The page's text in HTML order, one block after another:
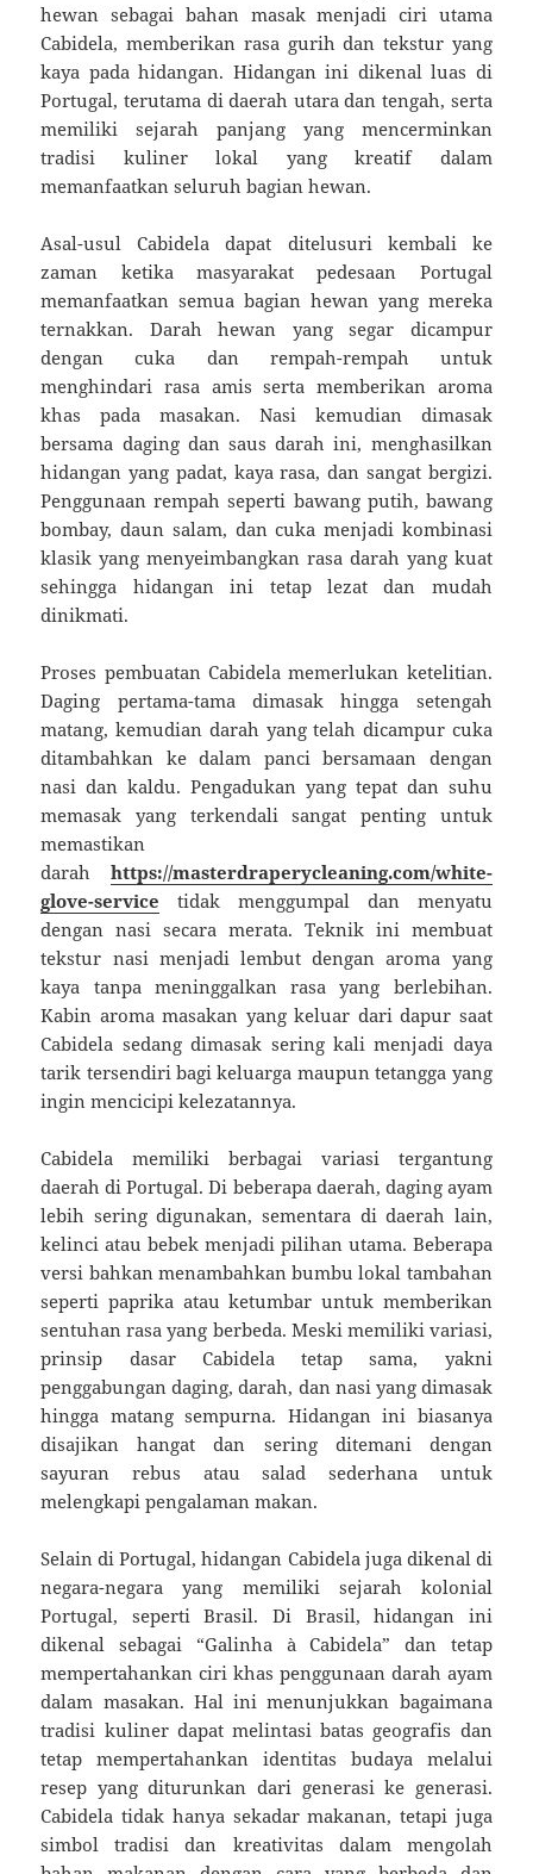
hewan sebagai bahan masak menjadi ciri utama
Cabidela, memberikan rasa gurih dan tekstur yang
kaya pada hidangan. Hidangan ini dikenal luas di
Portugal, terutama di daerah utara dan tengah, serta
memiliki sejarah panjang yang mencerminkan
tradisi kuliner lokal yang kreatif dalam
memanfaatkan seluruh bagian hewan.
Asal-usul Cabidela dapat ditelusuri kembali ke
zaman ketika masyarakat pedesaan Portugal
memanfaatkan semua bagian hewan yang mereka
ternakkan. Darah hewan yang segar dicampur
dengan cuka dan rempah-rempah untuk
menghindari rasa amis serta memberikan aroma
khas pada masakan. Nasi kemudian dimasak
bersama daging dan saus darah ini, menghasilkan
hidangan yang padat, kaya rasa, dan sangat bergizi.
Penggunaan rempah seperti bawang putih, bawang
bombay, daun salam, dan cuka menjadi kombinasi
klasik yang menyeimbangkan rasa darah yang kuat
sehingga hidangan ini tetap lezat dan mudah
dinikmati.
Proses pembuatan Cabidela memerlukan ketelitian.
Daging pertama-tama dimasak hingga setengah
matang, kemudian darah yang telah dicampur cuka
ditambahkan ke dalam panci bersamaan dengan
nasi dan kaldu. Pengadukan yang tepat dan suhu
memasak yang terkendali sangat penting untuk
memastikan
darah https://masterdraperycleaning.com/white-
glove-service tidak menggumpal dan menyatu
dengan nasi secara merata. Teknik ini membuat
tekstur nasi menjadi lembut dengan aroma yang
kaya tanpa meninggalkan rasa yang berlebihan.
Kabin aroma masakan yang keluar dari dapur saat
Cabidela sedang dimasak sering kali menjadi daya
tarik tersendiri bagi keluarga maupun tetangga yang
ingin mencicipi kelezatannya.
Cabidela memiliki berbagai variasi tergantung
daerah di Portugal. Di beberapa daerah, daging ayam
lebih sering digunakan, sementara di daerah lain,
kelinci atau bebek menjadi pilihan utama. Beberapa
versi bahkan menambahkan bumbu lokal tambahan
seperti paprika atau ketumbar untuk memberikan
sentuhan rasa yang berbeda. Meski memiliki variasi,
prinsip dasar Cabidela tetap sama, yakni
penggabungan daging, darah, dan nasi yang dimasak
hingga matang sempurna. Hidangan ini biasanya
disajikan hangat dan sering ditemani dengan
sayuran rebus atau salad sederhana untuk
melengkapi pengalaman makan.
Selain di Portugal, hidangan Cabidela juga dikenal di
negara-negara yang memiliki sejarah kolonial
Portugal, seperti Brasil. Di Brasil, hidangan ini
dikenal sebagai “Galinha à Cabidela” dan tetap
mempertahankan ciri khas penggunaan darah ayam
dalam masakan. Hal ini menunjukkan bagaimana
tradisi kuliner dapat melintasi batas geografis dan
tetap mempertahankan identitas budaya melalui
resep yang diturunkan dari generasi ke generasi.
Cabidela tidak hanya sekadar makanan, tetapi juga
simbol tradisi dan kreativitas dalam mengolah